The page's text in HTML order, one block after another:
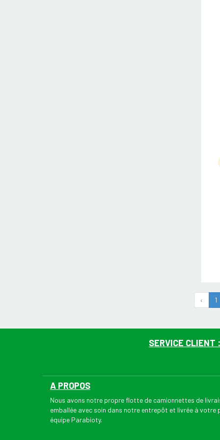
‹ 1
SERVICE CLIENT :
A PROPOS
Nous avons notre propre flotte de camionnettes de
emballée avec soin dans notre entrepôt et livrée à
équipe Parabioty.